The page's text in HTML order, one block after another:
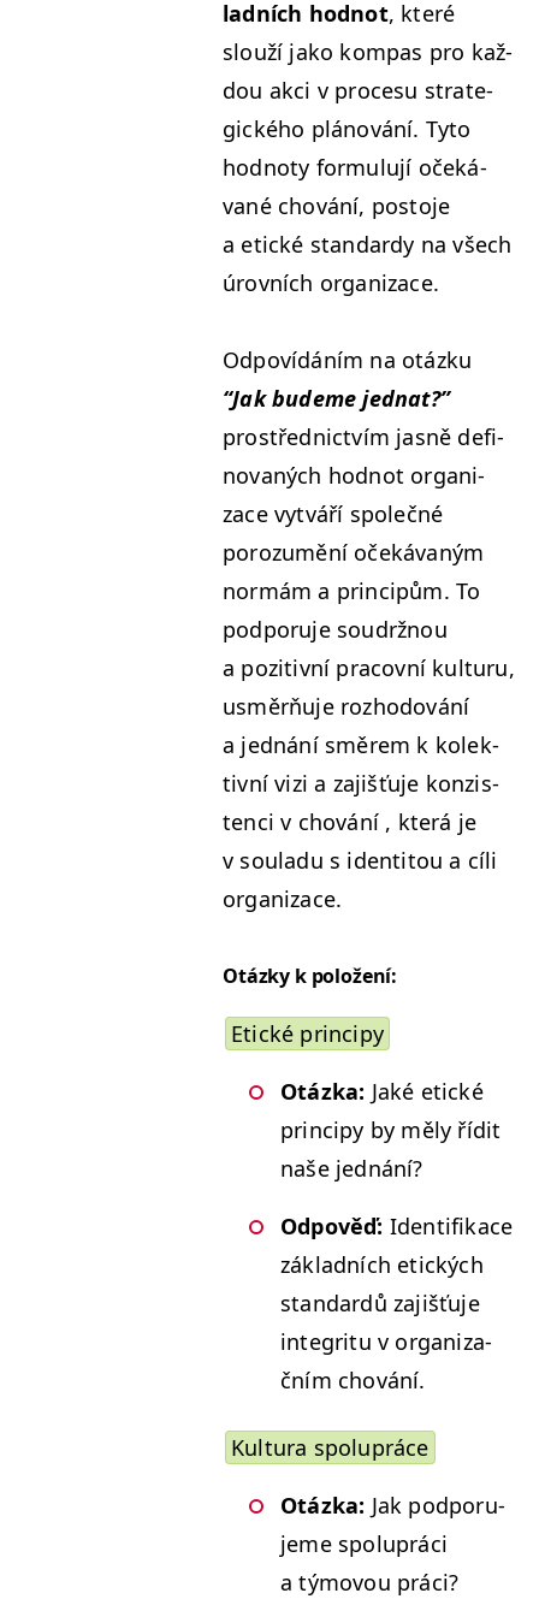
lad­ních hod­not, které
slouží jako kom­pas pro kaž­
dou akci v pro­ce­su strate­
gick­ého plánování. Tyto
hod­no­ty for­mu­lu­jí očeká­
vané chování, pos­to­je
a etické stan­dardy na všech
úrovních organizace.
Odpovídáním na otázku
“Jak budeme jed­nat?”
prostřed­nictvím jas­ně defi­
no­vaných hod­not orga­ni­
zace vytváří společné
porozumění očeká­vaným
nor­mám a prin­cipům. To
pod­poru­je soudrž­nou
a poz­i­tivní pra­cov­ní kul­tu­ru,
usměrňu­je rozhodování
a jed­nání směrem k kolek­
tivní vizi a zajišťu­je konzis­
ten­ci v chování , která je
v souladu s iden­ti­tou a cíli
organizace.
Otázky k položení:
Etické prin­cipy
Otáz­ka: Jaké etické
prin­cipy by měly řídit
naše jednání?
Odpověď: Iden­ti­fikace
zák­lad­ních etick­ých
stan­dardů zajišťu­je
integritu v orga­ni­za­
čním chování.
Kul­tura spolupráce
Otáz­ka: Jak pod­poru­
jeme spoluprá­ci
a týmovou práci?